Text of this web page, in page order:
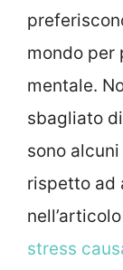
mondo per
mentale.
sbagliato di
sono
rispetto ad
nell’articolo
stress